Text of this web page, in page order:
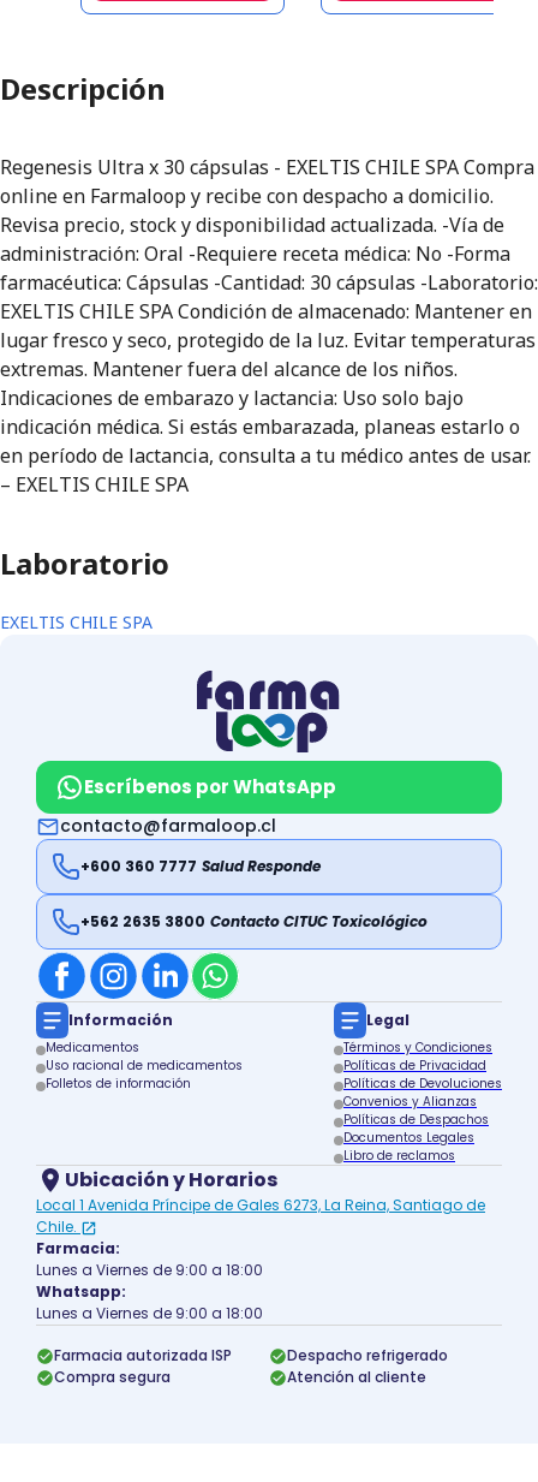
Descripción
Regenesis Ultra x 30 cápsulas - EXELTIS CHILE SPA Compra
online en Farmaloop y recibe con despacho a domicilio.
Revisa precio, stock y disponibilidad actualizada. -Vía de
administración: Oral -Requiere receta médica: No -Forma
farmacéutica: Cápsulas -Cantidad: 30 cápsulas -Laboratorio:
EXELTIS CHILE SPA Condición de almacenado: Mantener en
lugar fresco y seco, protegido de la luz. Evitar temperaturas
extremas. Mantener fuera del alcance de los niños.
Indicaciones de embarazo y lactancia: Uso solo bajo
indicación médica. Si estás embarazada, planeas estarlo o
en período de lactancia, consulta a tu médico antes de usar.
– EXELTIS CHILE SPA
Laboratorio
EXELTIS CHILE SPA
Escríbenos por WhatsApp
contacto@farmaloop.cl
+600 360 7777 Salud Responde
+562 2635 3800 Contacto CITUC Toxicológico
Información
Medicamentos
Uso racional de medicamentos
Folletos de información
Legal
Términos y Condiciones
Políticas de Privacidad
Políticas de Devoluciones
Convenios y Alianzas
Políticas de Despachos
Documentos Legales
Libro de reclamos
Ubicación y Horarios
Local 1 Avenida Príncipe de Gales 6273, La Reina, Santiago de
Chile.
Farmacia:
Lunes a Viernes de 9:00 a 18:00
Whatsapp:
Lunes a Viernes de 9:00 a 18:00
Farmacia autorizada ISP
Despacho refrigerado
Compra segura
Atención al cliente